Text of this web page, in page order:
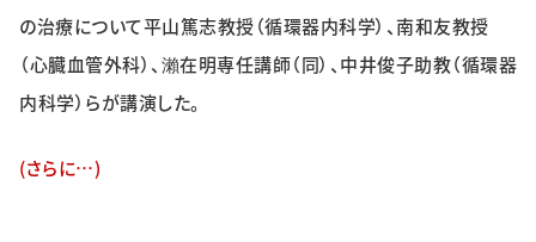
学生社会
の治療について平山篤志教授（循環器内科学）、南和友教授
（心臓血管外科）、瀨在明専任講師（同）、中井俊子助教（循環器
内科学）らが講演した。
(さらに…)